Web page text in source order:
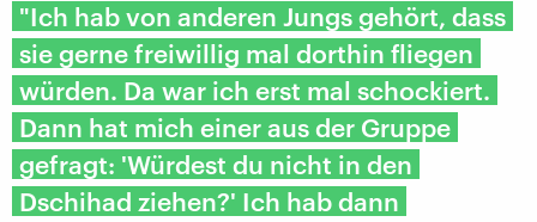
"Ich hab von anderen Jungs gehört, dass
sie gerne freiwillig mal dorthin fliegen
würden. Da war ich erst mal schockiert.
Dann hat mich einer aus der Gruppe
gefragt: 'Würdest du nicht in den
Dschihad ziehen?' Ich hab dann